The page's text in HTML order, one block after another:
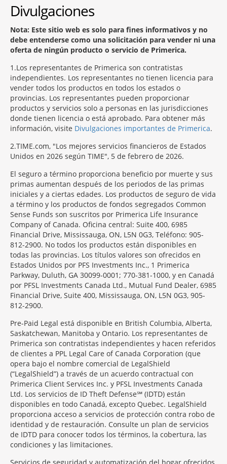
Divulgaciones
Nota: Este sitio web es solo para fines informativos y no
debe entenderse como una solicitación para vender ni una
oferta de ningún producto o servicio de Primerica.
1 Los representantes de Primerica son contratistas
independientes. Los representantes no tienen licencia para
vender todos los productos en todos los estados o
provincias. Los representantes pueden proporcionar
productos y servicios solo a personas en las jurisdicciones
donde tienen licencia o está aprobado. Para obtener más
información, visite Divulgaciones importantes de Primerica.
2 TIME.com, "Los mejores servicios financieros de Estados
Unidos en 2026 según TIME", 5 de febrero de 2026.
El seguro a término proporciona beneficio por muerte y sus
primas aumentan después de los periodos de las primas
iniciales y a ciertas edades. Los productos de seguro de vida
a término y los productos de fondos segregados Common
Sense Funds son suscritos por Primerica Life Insurance
Company of Canada. Oficina central: Suite 400, 6985
Financial Drive, Mississauga, ON, L5N 0G3, Teléfono: 905-
812-2900. No todos los productos están disponibles en
todas las provincias. Los títulos valores son ofrecidos en
Estados Unidos por PFS Investments Inc., 1 Primerica
Parkway, Duluth, GA 30099-0001; 770-381-1000, y en Canadá
por PFSL Investments Canada Ltd., Mutual Fund Dealer, 6985
Financial Drive, Suite 400, Mississauga, ON, L5N 0G3, 905-
812-2900.
Pre-Paid Legal está disponible en British Columbia, Alberta,
Saskatchewan, Manitoba y Ontario. Los representantes de
Primerica son contratistas independientes y hacen referidos
de clientes a PPL Legal Care of Canada Corporation (que
opera bajo el nombre comercial de LegalShield
(“LegalShield”) a través de un acuerdo contractual con
Primerica Client Services Inc. y PFSL Investments Canada
Ltd. Los servicios de ID Theft Defense℠ (IDTD) están
disponibles en todo Canadá, excepto Quebec. LegalShield
proporciona acceso a servicios de protección contra robo de
identidad y de restauración. Consulte un plan de servicios
de IDTD para conocer todos los términos, la cobertura, las
condiciones y las limitaciones.